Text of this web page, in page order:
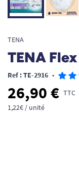
TENA
TENA
Ref : TE-2916 •
26,90 € TTC
1,22€ / unité